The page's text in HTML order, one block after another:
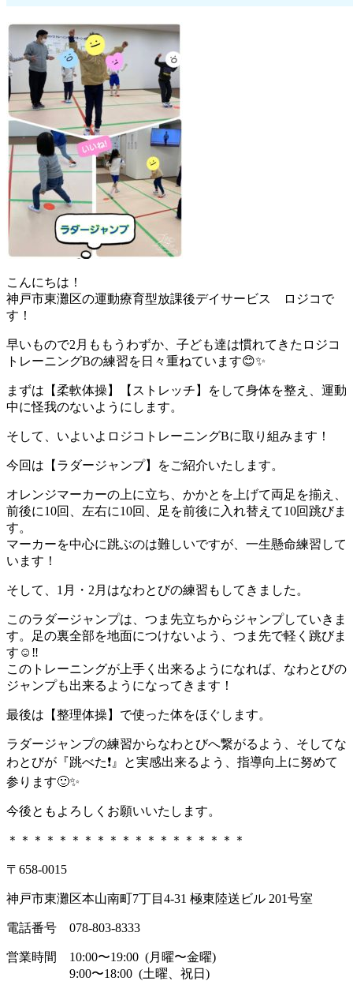
こんにちは！
神戸市東灘区の運動療育型放課後デイサービス ロジコで
す！
早いもので2月ももうわずか、子ども達は慣れてきたロジコ
トレーニングBの練習を日々重ねています😊✨
まずは【柔軟体操】【ストレッチ】をして身体を整え、運動
中に怪我のないようにします。
そして、いよいよロジコトレーニングBに取り組みます！
今回は【ラダージャンプ】をご紹介いたします。
オレンジマーカーの上に立ち、かかとを上げて両足を揃え、
前後に10回、左右に10回、足を前後に入れ替えて10回跳びま
す。
マーカーを中心に跳ぶのは難しいですが、一生懸命練習して
います！
そして、1月・2月はなわとびの練習もしてきました。
このラダージャンプは、つま先立ちからジャンプしていきま
す。足の裏全部を地面につけないよう、つま先で軽く跳びま
す☺‼
このトレーニングが上手く出来るようになれば、なわとびの
ジャンプも出来るようになってきます！
最後は【整理体操】で使った体をほぐします。
ラダージャンプの練習からなわとびへ繋がるよう、そしてな
わとびが『跳べた❗』と実感出来るよう、指導向上に努めて
参ります🙂✨
今後ともよろしくお願いいたします。
＊＊＊＊＊＊＊＊＊＊＊＊＊＊＊＊＊＊＊
〒658-0015
神戸市東灘区本山南町7丁目4-31 極東陸送ビル 201号室
電話番号 078-803-8333
営業時間 10:00〜19:00 (月曜〜金曜)
9:00〜18:00 (土曜、祝日)